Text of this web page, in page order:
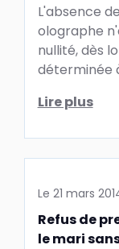
L'absence
olographe
nullité, dès
déterminée
Lire plus
Le 21 mars
Refus de
le mari